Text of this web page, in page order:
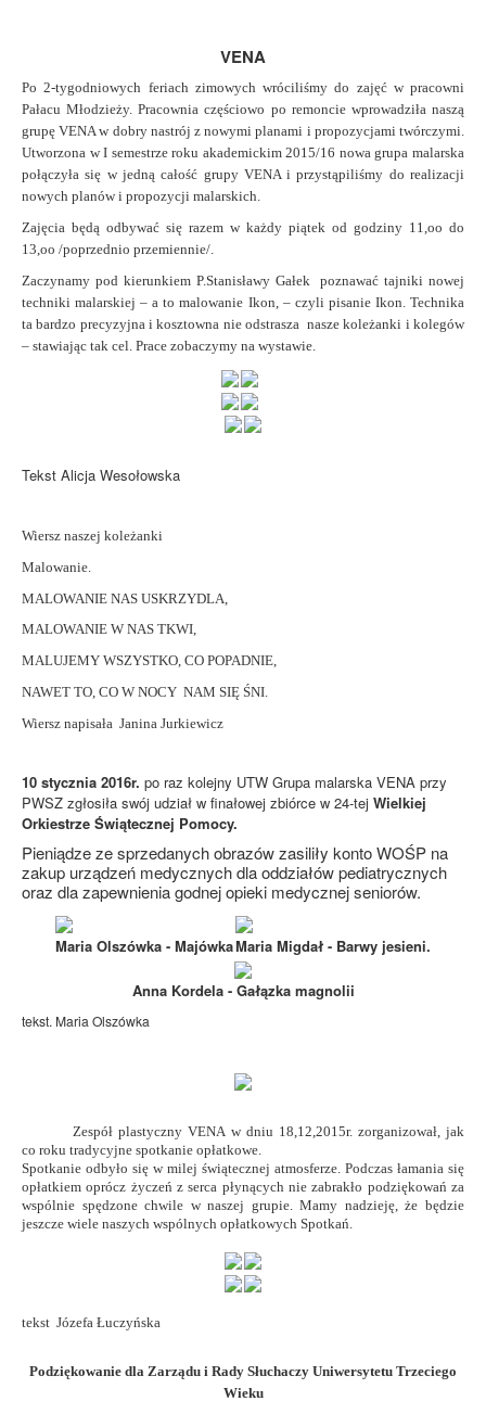
VENA
Po 2-tygodniowych feriach zimowych wróciliśmy do zajęć w pracowni
Pałacu Młodzieży.Pracownia częściowo po remoncie wprowadziła naszą
grupę VENA w dobry nastrój z nowymi planami i propozycjami twórczymi.
Utworzona w I semestrze roku akademickim 2015/16 nowa grupa malarska
połączyła się w jedną całość grupy VENA i przystąpiliśmy do realizacji
nowych planów i propozycji malarskich.
Zajęcia będą odbywać się razem w każdy piątek od godziny 11,oo do
13,oo /poprzednio przemiennie/.
Zaczynamy pod kierunkiem P.Stanisławy Gałek poznawaćtajniki nowej
techniki malarskiej – a to malowanie Ikon, – czyli pisanie Ikon. Technika
ta bardzo precyzyjna i kosztowna nie odstrasza nasze koleżanki i kolegów
– stawiając tak cel. Prace zobaczymy na wystawie.
Tekst Alicja Wesołowska
Wiersz naszej koleżanki
Malowanie.
MALOWANIE NAS USKRZYDLA,
MALOWANIE W NAS TKWI,
MALUJEMY WSZYSTKO, CO POPADNIE,
NAWET TO, CO W NOCY NAM SIĘ ŚNI.
Wiersz napisała Janina Jurkiewicz
10 stycznia 2016r. po raz kolejny UTW Grupa malarska VENA przy
PWSZ zgłosiła swój udział w finałowej zbiórce w 24-tej Wielkiej
Orkiestrze Świątecznej Pomocy.
Pieniądze ze sprzedanych obrazów zasiliły konto WOŚP na
zakup urządzeń medycznych dla oddziałów pediatrycznych
oraz dla zapewnienia godnej opieki medycznej seniorów.
Maria Olszówka - MajówkaMaria Migdał - Barwy jesieni.
Anna Kordela - Gałązka magnolii
tekst. Maria Olszówka
Zespół plastyczny VENA w dniu 18,12,2015r. zorganizował, jak
co roku tradycyjne spotkanie opłatkowe.
Spotkanie odbyło się w milej świątecznej atmosferze. Podczas łamania się
opłatkiem oprócz życzeń z serca płynących niezabrakło podziękowań za
wspólnie spędzone chwile w naszej grupie.Mamy nadzieję, że będzie
jeszcze wiele naszych wspólnych opłatkowych Spotkań.
tekst Józefa Łuczyńska
Podziękowanie dla Zarządu i Rady Słuchaczy Uniwersytetu Trzeciego
Wieku